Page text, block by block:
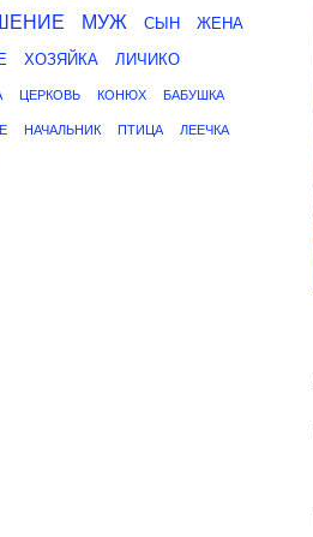
МУЖ СЫН
ЖЕНА
ХОЗЯЙКА
ЛИЧИКО
ЦЕРКОВЬ КОНЮХ БАБУШКА
НАЧАЛЬНИК ПТИЦА ЛЕЕЧКА